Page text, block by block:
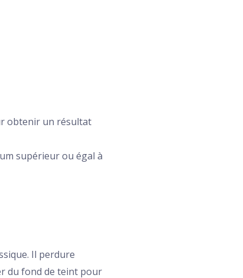
obtenir un résultat
supérieur ou égal à
Il perdure
du fond de teint pour